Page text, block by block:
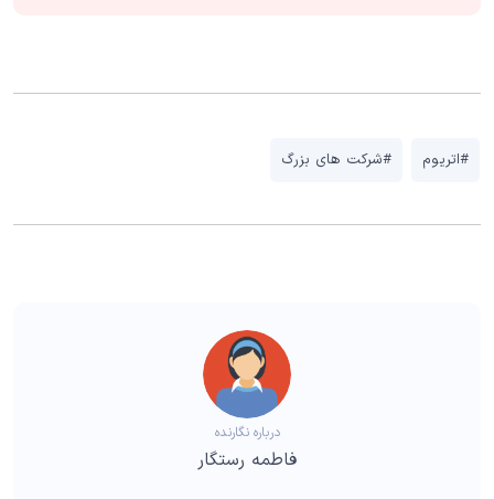
#اتریوم #شرکت های بزرگ
درباره نگارنده
فاطمه رستگار